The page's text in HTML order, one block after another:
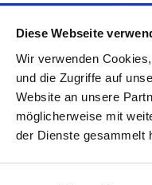
Diese Webseite
Wir verwenden
und die Zugriffe auf
Website an unsere
möglicherweise mit
der Dienste gesammelt
zur
bitte diesen
PC/NB
in Ihr Verzeichnis.